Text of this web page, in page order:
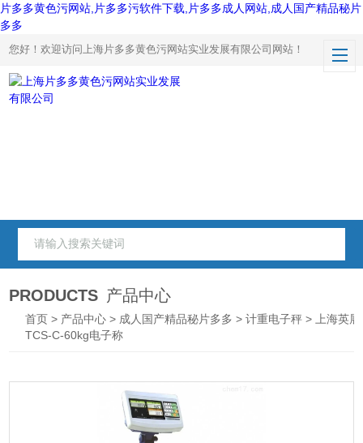
片多多黄色污网站,片多多污软件下载,片多多成人网站,成人国产精品秘片
多多
您好！欢迎访问上海片多多黄色污网站实业发展有限公司网站！
PRODUCTS 产品中心
首页 > 产品中心 > 成人国产精品秘片多多 >计重电子秤 > 上海英展
TCS-C-60kg电子称